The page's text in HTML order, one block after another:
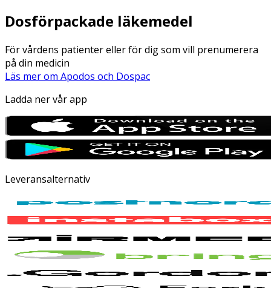
Dosförpackade läkemedel
För vårdens patienter eller för dig som vill prenumerera
på din medicin
Läs mer om Apodos och Dospac
Ladda ner vår app
Leveransalternativ